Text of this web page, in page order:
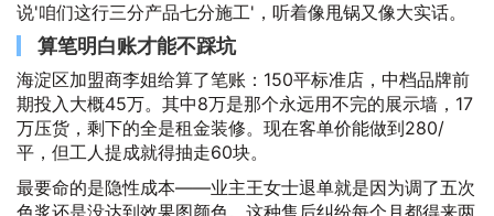
说'咱们这行三分产品七分施工'，听着像甩锅又像大实话。
算笔明白账才能不踩坑
海淀区加盟商李姐给算了笔账：150平标准店，中档品牌前
期投入大概45万。其中8万是那个永远用不完的展示墙，17
万压货，剩下的全是租金装修。现在客单价能做到280/
平，但工人提成就得抽走60块。
最要命的是隐性成本——业主王女士退单就是因为调了五次
色浆还是没达到效果图颜色。这种售后纠纷每个月都得来两